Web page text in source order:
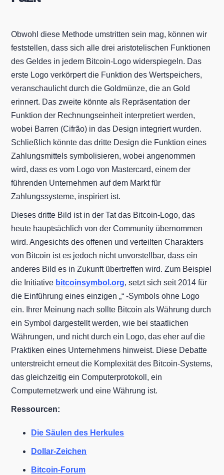
Obwohl diese Methode umstritten sein mag, können wir
feststellen, dass sich alle drei aristotelischen Funktionen
des Geldes in jedem Bitcoin-Logo widerspiegeln. Das
erste Logo verkörpert die Funktion des Wertspeichers,
veranschaulicht durch die Goldmünze, die an Gold
erinnert. Das zweite könnte als Repräsentation der
Funktion der Rechnungseinheit interpretiert werden,
wobei Barren (Cifrão) in das Design integriert wurden.
Schließlich könnte das dritte Design die Funktion eines
Zahlungsmittels symbolisieren, wobei angenommen
wird, dass es vom Logo von Mastercard, einem der
führenden Unternehmen auf dem Markt für
Zahlungssysteme, inspiriert ist.
Dieses dritte Bild ist in der Tat das Bitcoin-Logo, das
heute hauptsächlich von der Community übernommen
wird. Angesichts des offenen und verteilten Charakters
von Bitcoin ist es jedoch nicht unvorstellbar, dass ein
anderes Bild es in Zukunft übertreffen wird. Zum Beispiel
die Initiative bitcoinsymbol.org, setzt sich seit 2014 für
die Einführung eines einzigen „“ -Symbols ohne Logo
ein. Ihrer Meinung nach sollte Bitcoin als Währung durch
ein Symbol dargestellt werden, wie bei staatlichen
Währungen, und nicht durch ein Logo, das eher auf die
Praktiken eines Unternehmens hinweist. Diese Debatte
unterstreicht erneut die Komplexität des Bitcoin-Systems,
das gleichzeitig ein Computerprotokoll, ein
Computernetzwerk und eine Währung ist.
Ressourcen:
Die Säulen des Herkules
Dollar-Zeichen
Bitcoin-Forum